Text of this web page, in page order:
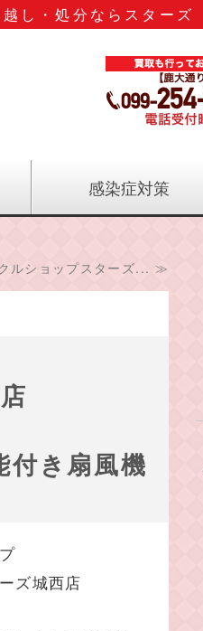
し・処分ならスターズ
感染症対策
ルショップスターズ... ≫
付き扇風機
ズ城西店